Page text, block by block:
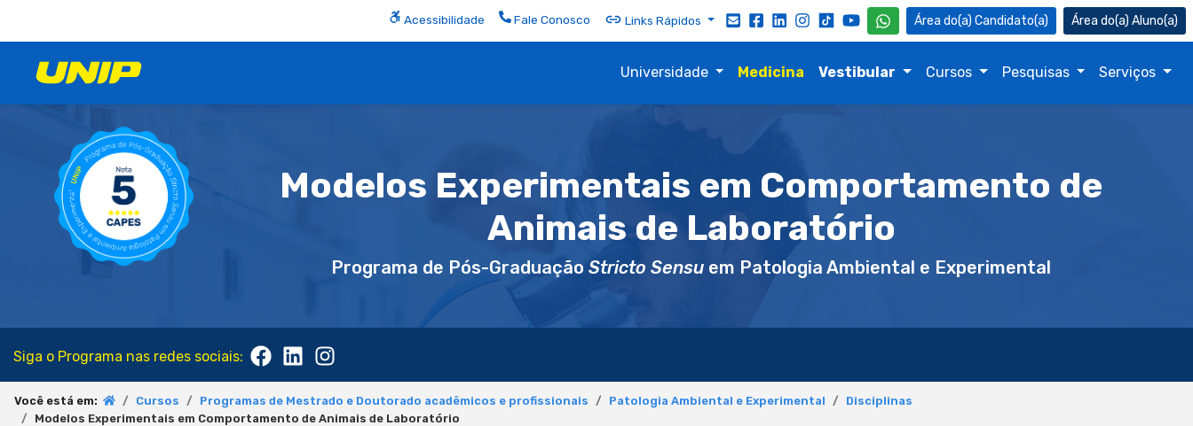
Acessibilidade Fale Conosco Links Rápidos Candidato(a) Aluno(a)
Universidade Medicina Vestibular Cursos Pesquisas Serviços
Modelos Experimentais em Comportamento de
Animais de Laboratório
Programa de Pós-Graduação Stricto Sensu em Patologia Ambiental e Experimental
Siga o Programa nas redes sociais:
Você está em: Cursos Programas de Mestrado e Doutorado acadêmicos e profissionais Patologia Ambiental e Experimental
Disciplinas
Modelos Experimentais em Comportamento de Animais de Laboratório